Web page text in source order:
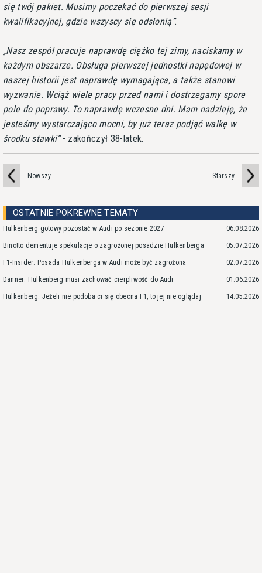
się twój pakiet. Musimy poczekać do pierwszej sesji
kwalifikacyjnej, gdzie wszyscy się odsłonią .
Nasz zespół pracuje naprawdę ciężko tej zimy, naciskamy w
każdym obszarze. Obsługa pierwszej jednostki napędowej w
naszej historii jest naprawdę wymagająca, a także stanowi
wyzwanie. Wciąż wiele pracy przed nami i dostrzegamy spore
pole do poprawy. To naprawdę wczesne dni. Mam nadzieję, że
jesteśmy wystarczająco mocni, by już teraz podjąć walkę w
środku stawki - zakończył 38-latek.
Nowszy Starszy
OSTATNIE POKREWNE TEMATY
Hulkenberg gotowy pozostać w Audi po sezonie 2027 06.08.2026
Binotto dementuje spekulacje o zagrożonej posadzie Hulkenberga 05.07.2026
F1-Insider: Posada Hulkenberga w Audi może być zagrożona 02.07.2026
Danner: Hulkenberg musi zachować cierpliwość do Audi 01.06.2026
Hulkenberg: Jeżeli nie podoba ci się obecna F1, to jej nie oglądaj 14.05.2026